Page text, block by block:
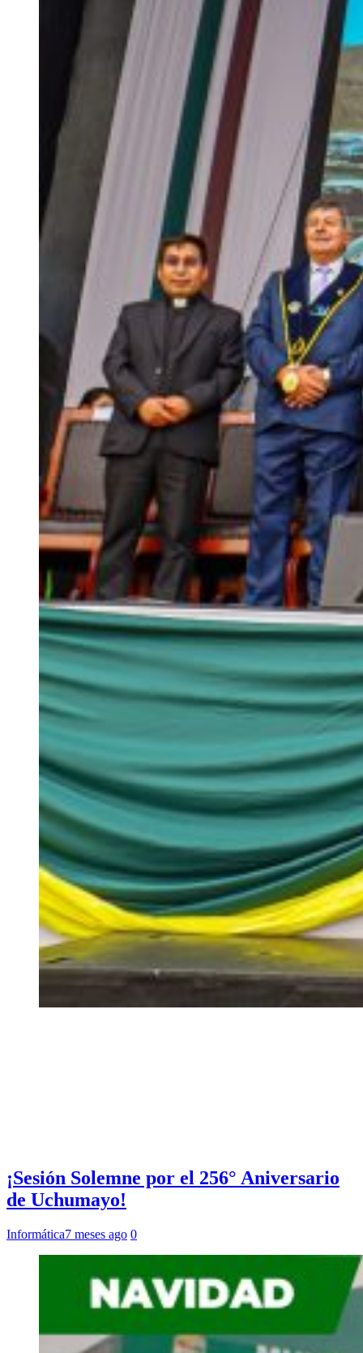
¡Sesión Solemne por el 256° Aniversario
de Uchumayo!
Informática7 meses ago 0